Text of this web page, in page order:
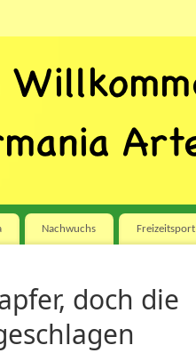
Nachwuchs Freizeitsport
doch die